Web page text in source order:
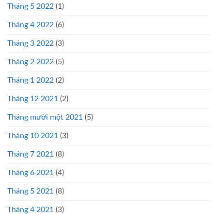
Tháng 5 2022 (1)
Tháng 4 2022 (6)
Tháng 3 2022 (3)
Tháng 2 2022 (5)
Tháng 1 2022 (2)
Tháng 12 2021 (2)
Tháng mười một 2021 (5)
Tháng 10 2021 (3)
Tháng 7 2021 (8)
Tháng 6 2021 (4)
Tháng 5 2021 (8)
Tháng 4 2021 (3)